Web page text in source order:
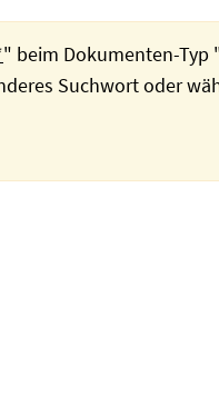
" beim Dokumenten-Typ
Suchwort oder